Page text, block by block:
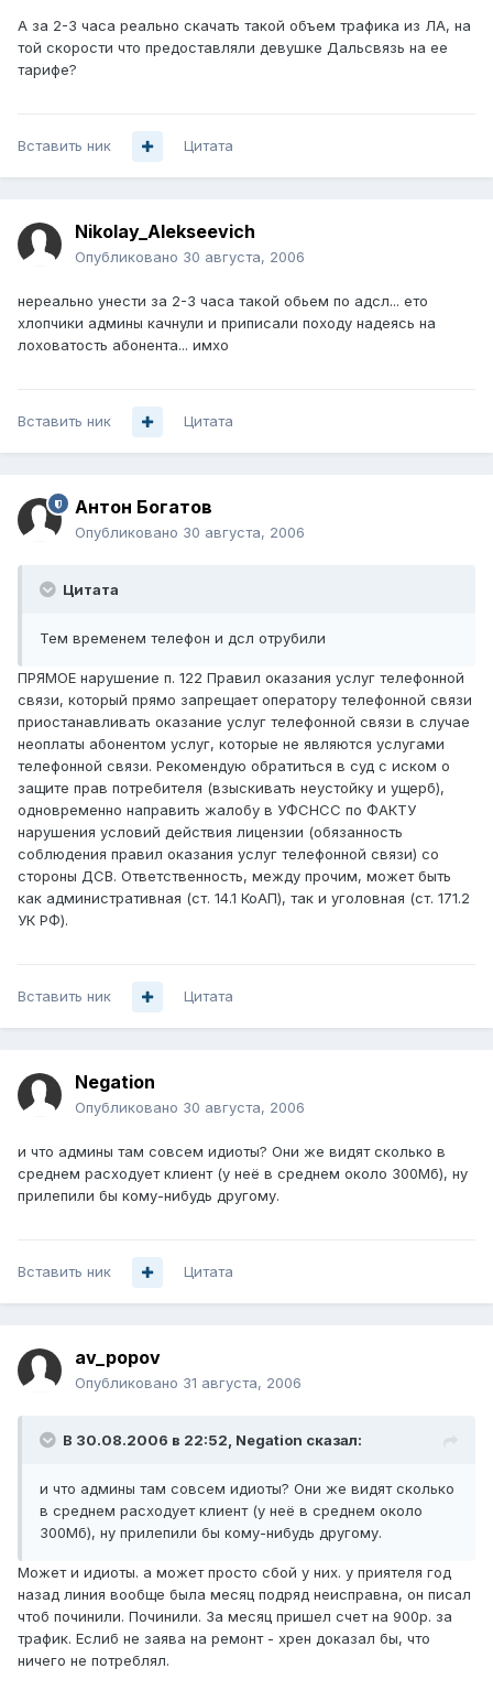
А за 2-3 часа реально скачать такой объем трафика из ЛА, на
той скорости что предоставляли девушке Дальсвязь на ее
тарифе?
Вставить ник Цитата
Nikolay_Alekseevich
Опубликовано 30 августа, 2006
нереально унести за 2-3 часа такой обьем по адсл... ето
хлопчики админы качнули и приписали походу надеясь на
лоховатость абонента... имхо
Вставить ник Цитата
Антон Богатов
Опубликовано 30 августа, 2006
Цитата
Тем временем телефон и дсл отрубили
ПРЯМОЕ нарушение п. 122 Правил оказания услуг телефонной
связи, который прямо запрещает оператору телефонной связи
приостанавливать оказание услуг телефонной связи в случае
неоплаты абонентом услуг, которые не являются услугами
телефонной связи. Рекомендую обратиться в суд с иском о
защите прав потребителя (взыскивать неустойку и ущерб),
одновременно направить жалобу в УФСНСС по ФАКТУ
нарушения условий действия лицензии (обязанность
соблюдения правил оказания услуг телефонной связи) со
стороны ДСВ. Ответственность, между прочим, может быть
как административная (ст. 14.1 КоАП), так и уголовная (ст. 171.2
УК РФ).
Вставить ник Цитата
Negation
Опубликовано 30 августа, 2006
и что админы там совсем идиоты? Они же видят сколько в
среднем расходует клиент (у неё в среднем около 300Мб), ну
прилепили бы кому-нибудь другому.
Вставить ник Цитата
av_popov
Опубликовано 31 августа, 2006
В 30.08.2006 в 22:52, Negation сказал:
и что админы там совсем идиоты? Они же видят сколько
в среднем расходует клиент (у неё в среднем около
300Мб), ну прилепили бы кому-нибудь другому.
Может и идиоты. а может просто сбой у них. у приятеля год
назад линия вообще была месяц подряд неисправна, он писал
чтоб починили. Починили. За месяц пришел счет на 900р. за
трафик. Еслиб не заява на ремонт - хрен доказал бы, что
ничего не потреблял.